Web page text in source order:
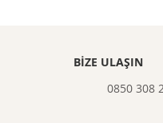
BİZE ULAŞIN
0850 308